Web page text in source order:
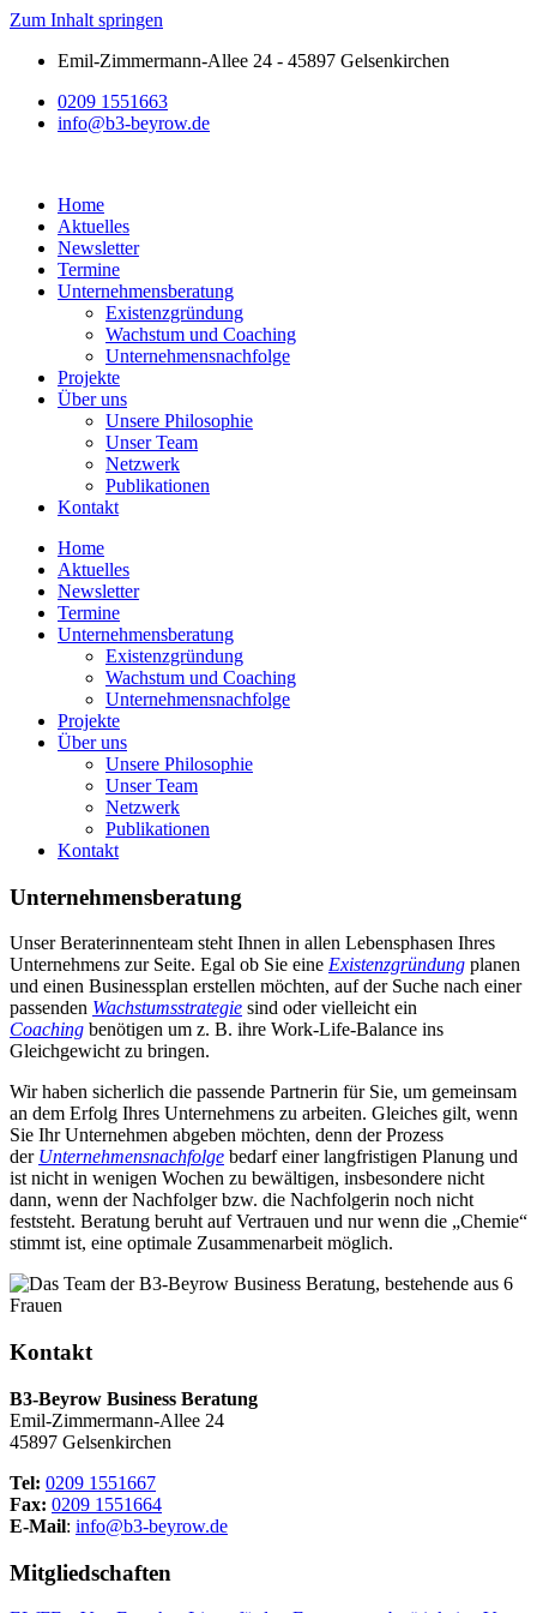
Zum Inhalt springen
Emil-Zimmermann-Allee 24 - 45897 Gelsenkirchen
0209 1551663
info@b3-beyrow.de
Home
Aktuelles
Newsletter
Termine
Unternehmensberatung
Existenzgründung
Wachstum und Coaching
Unternehmensnachfolge
Projekte
Über uns
Unsere Philosophie
Unser Team
Netzwerk
Publikationen
Kontakt
Home
Aktuelles
Newsletter
Termine
Unternehmensberatung
Existenzgründung
Wachstum und Coaching
Unternehmensnachfolge
Projekte
Über uns
Unsere Philosophie
Unser Team
Netzwerk
Publikationen
Kontakt
Unternehmensberatung
Unser Beraterinnenteam steht Ihnen in allen Lebensphasen Ihres
Unternehmens zur Seite. Egal ob Sie eine Existenzgründung planen
und einen Businessplan erstellen möchten, auf der Suche nach einer
passenden Wachstumsstrategie sind oder vielleicht ein
Coaching benötigen um z. B. ihre Work-Life-Balance ins
Gleichgewicht zu bringen.
Wir haben sicherlich die passende Partnerin für Sie, um gemeinsam
an dem Erfolg Ihres Unternehmens zu arbeiten. Gleiches gilt, wenn
Sie Ihr Unternehmen abgeben möchten, denn der Prozess
der Unternehmensnachfolge bedarf einer langfristigen Planung und
ist nicht in wenigen Wochen zu bewältigen, insbesondere nicht
dann, wenn der Nachfolger bzw. die Nachfolgerin noch nicht
feststeht. Beratung beruht auf Vertrauen und nur wenn die „Chemie“
stimmt ist, eine optimale Zusammenarbeit möglich.
Kontakt
B3-Beyrow Business Beratung
Emil-Zimmermann-Allee 24
45897 Gelsenkirchen
Tel: 0209 1551667
Fax: 0209 1551664
E-Mail: info@b3-beyrow.de
Mitgliedschaften